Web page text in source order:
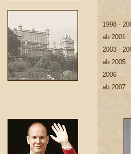
1998 -
ab 2001
2003 -
ab 2005
2006
ab 2007